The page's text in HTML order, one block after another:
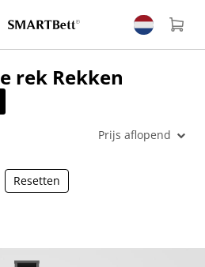
rek Rekken
Prijs aflopend
Resetten